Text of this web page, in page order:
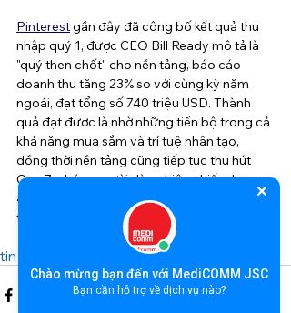
Pinterest gần đây đã công bố kết quả thu
nhập quý 1, được CEO Bill Ready mô tả là
"quý then chốt" cho nền tảng, báo cáo
doanh thu tăng 23% so với cùng kỳ năm
ngoái, đạt tổng số 740 triệu USD. Thành
quả đạt được là nhờ những tiến bộ trong cả
khả năng mua sắm và trí tuệ nhân tạo,
đồng thời nền tảng cũng tiếp tục thu hút
Gen Z, nhóm người dùng hiện chiếm hơn
40% và là đối tượng nhân khẩu học phát
triển nhanh nhất của nền tảng.
tin tức PinterestReal Simple
Chào mừng bạn đến với MediCOMM JSC
Bạn cần hỗ trợ về dịch vụ nào?